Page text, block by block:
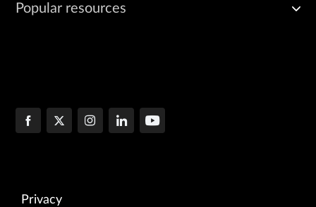
Popular resources
Privacy